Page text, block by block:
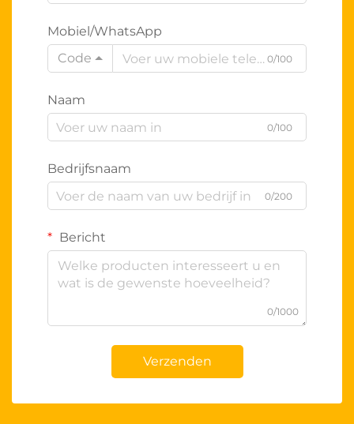
Mobiel/WhatsApp
Code
0/100
Naam
0/100
Bedrijfsnaam
0/200
Bericht
0/1000
Verzenden